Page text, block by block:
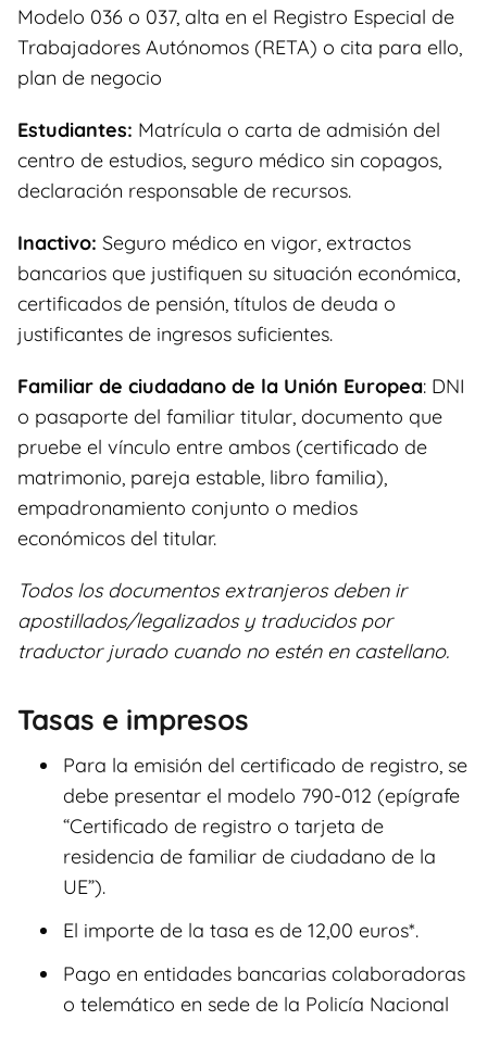
Modelo 036 o 037, alta en el Registro Especial de
Trabajadores Autónomos (RETA) o cita para ello,
plan de negocio
Estudiantes: Matrícula o carta de admisión del
centro de estudios, seguro médico sin copagos,
declaración responsable de recursos.
Inactivo: Seguro médico en vigor, extractos
bancarios que justifiquen su situación económica,
certificados de pensión, títulos de deuda o
justificantes de ingresos suficientes.
Familiar de ciudadano de la Unión Europea: DNI
o pasaporte del familiar titular, documento que
pruebe el vínculo entre ambos (certificado de
matrimonio, pareja estable, libro familia),
empadronamiento conjunto o medios
económicos del titular.
Todos los documentos extranjeros deben ir
apostillados/legalizados y traducidos por
traductor jurado cuando no estén en castellano.
Tasas e impresos
Para la emisión del certificado de registro, se
debe presentar el modelo 790-012 (epígrafe
“Certificado de registro o tarjeta de
residencia de familiar de ciudadano de la
UE”).
El importe de la tasa es de 12,00 euros*.
Pago en entidades bancarias colaboradoras
o telemático en sede de la Policía Nacional